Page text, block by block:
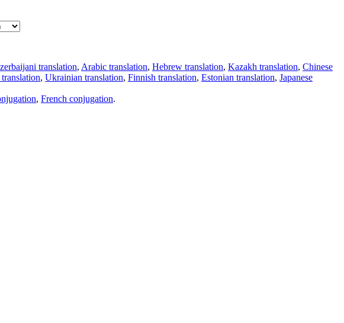
translation, Arabic translation, Hebrew translation, Kazakh translation, Chinese
, Ukrainian translation, Finnish translation, Estonian translation, Japanese
, French conjugation.